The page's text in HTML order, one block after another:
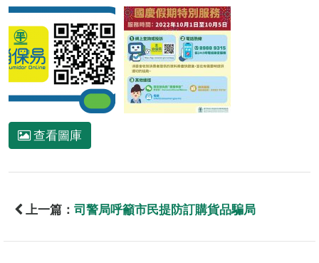
查看圖庫
上一篇： 司警局呼籲市民提防訂購貨品騙局